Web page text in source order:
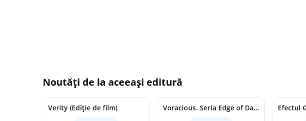
Noutăți de la aceeași editură
Verity (Ediție de film)
Voracious. Seria Edge of Darkness Vol.2